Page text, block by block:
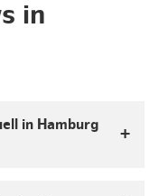
in
in Hamburg